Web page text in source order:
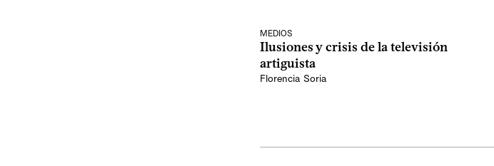
MEDIOS
Ilusiones y crisis de la televisión
artiguista
Florencia Soria